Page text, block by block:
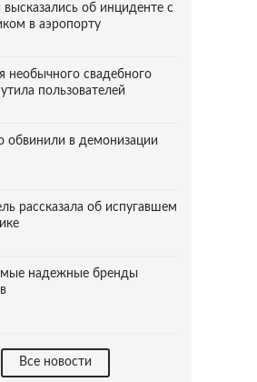
высказались об инциденте с
в аэропорту
необычного свадебного
пользователей
обвинили в демонизации
рассказала об испугавшем
надежные бренды
Все новости